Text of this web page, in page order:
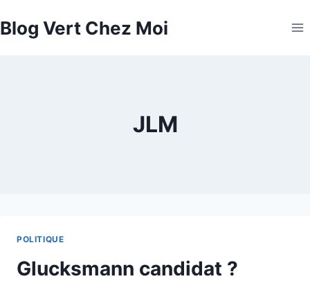
au
Blog Vert Chez Moi
JLM
POLITIQUE
Glucksmann candidat ?